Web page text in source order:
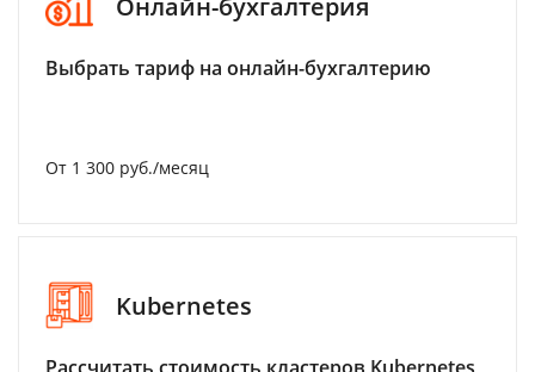
Выбрать тариф на онлайн-бухгалтерию
От 1 300 руб./месяц
Kubernetes